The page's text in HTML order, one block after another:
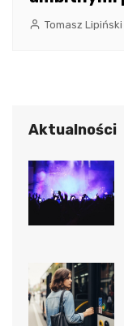
Tomasz Lipiński
Aktualności